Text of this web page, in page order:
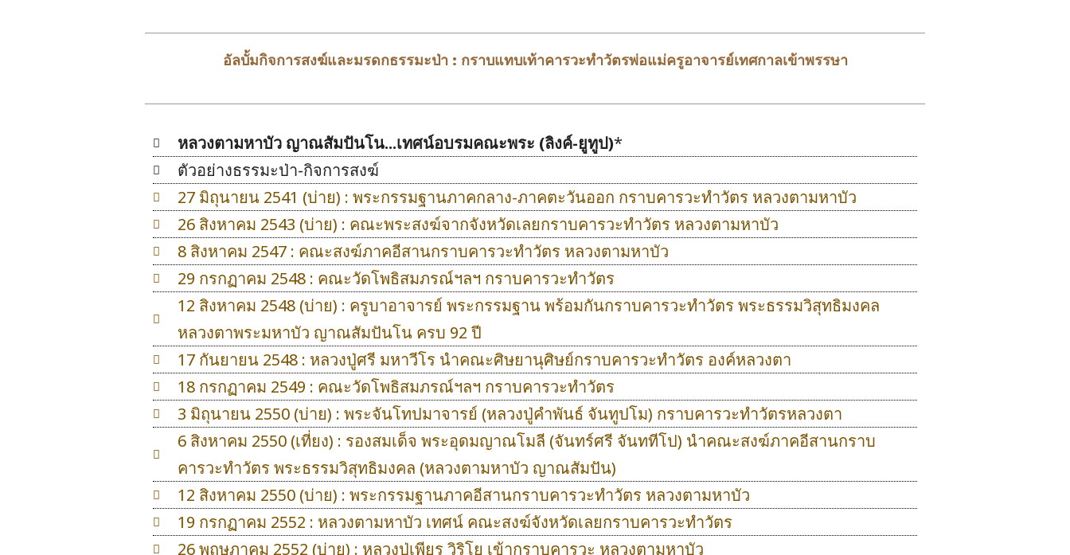
อัลบั้มกิจการสงฆ์และมรดกธรรมะป่า : กราบแทบเท้าคารวะทำวัตรพ่อแม่ครูอาจารย์เทศกาลเข้าพรรษา
หลวงตามหาบัว ญาณสัมปันโน...เทศน์อบรมคณะพระ (ลิงค์-ยูทูป)*
ตัวอย่างธรรมะป่า-กิจการสงฆ์
27 มิถุนายน 2541 (บ่าย) : พระกรรมฐานภาคกลาง-ภาคตะวันออก กราบคารวะทำวัตร หลวงตามหาบัว
26 สิงหาคม 2543 (บ่าย) : คณะพระสงฆ์จากจังหวัดเลยกราบคารวะทำวัตร หลวงตามหาบัว
8 สิงหาคม 2547 : คณะสงฆ์ภาคอีสานกราบคารวะทำวัตร หลวงตามหาบัว
29 กรกฏาคม 2548 : คณะวัดโพธิสมภรณ์ฯลฯ กราบคารวะทำวัตร
12 สิงหาคม 2548 (บ่าย) : ครูบาอาจารย์ พระกรรมฐาน พร้อมกันกราบคารวะทำวัตร พระธรรมวิสุทธิมงคล
หลวงตาพระมหาบัว ญาณสัมปันโน ครบ 92 ปี
17 กันยายน 2548 : หลวงปู่ศรี มหาวีโร นำคณะศิษยานุศิษย์กราบคารวะทำวัตร องค์หลวงตา
18 กรกฏาคม 2549 : คณะวัดโพธิสมภรณ์ฯลฯ กราบคารวะทำวัตร
3 มิถุนายน 2550 (บ่าย) : พระจันโทปมาจารย์ (หลวงปู่คําพันธ์ จันทูปโม) กราบคารวะทำวัตรหลวงตา
6 สิงหาคม 2550 (เที่ยง) : รองสมเด็จ พระอุดมญาณโมลี (จันทร์ศรี จันททีโป) นำคณะสงฆ์ภาคอีสานกราบ
คารวะทำวัตร พระธรรมวิสุทธิมงคล (หลวงตามหาบัว ญาณสัมปัน)
12 สิงหาคม 2550 (บ่าย) : พระกรรมฐานภาคอีสานกราบคารวะทำวัตร หลวงตามหาบัว
19 กรกฏาคม 2552 : หลวงตามหาบัว เทศน์ คณะสงฆ์จังหวัดเลยกราบคารวะทำวัตร
26 พฤษภาคม 2552 (บ่าย) : หลวงปู่เพียร วิริโย เข้ากราบคารวะ หลวงตามหาบัว